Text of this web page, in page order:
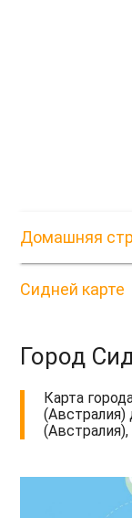
Домашняя
Сидней карте
Город
Карта
(Австралия)